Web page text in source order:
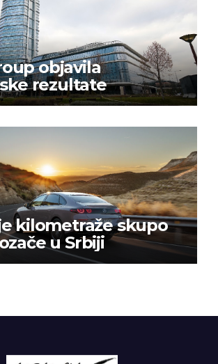
objavila
rezultate
kilometraže skupo
u Srbiji